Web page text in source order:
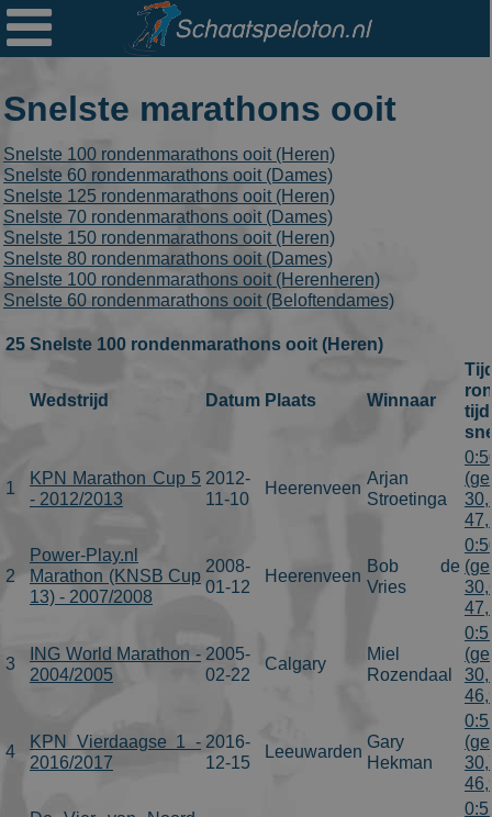

Snelste marathons ooit
Snelste 100 rondenmarathons ooit (Heren)
Snelste 60 rondenmarathons ooit (Dames)
Snelste 125 rondenmarathons ooit (Heren)
Snelste 70 rondenmarathons ooit (Dames)
Snelste 150 rondenmarathons ooit (Heren)
Snelste 80 rondenmarathons ooit (Dames)
Snelste 100 rondenmarathons ooit (Herenheren)
Snelste 60 rondenmarathons ooit (Beloftendames)
25 Snelste 100 rondenmarathons ooit (Heren)
Wedstrijd Datum Plaats Winnaar
1
KPN Marathon Cup 5
- 2012/2013
2012-
11-10
Heerenveen
Arjan
Stroetinga
2
Power-Play.nl
Marathon (KNSB Cup
13) - 2007/2008
2008-
01-12
Heerenveen
Bob de
Vries
3
ING World Marathon -
2004/2005
2005-
02-22
Calgary
Miel
Rozendaal
4
KPN Vierdaagse 1 -
2016/2017
2016-
12-15
Leeuwarden
Gary
Hekman